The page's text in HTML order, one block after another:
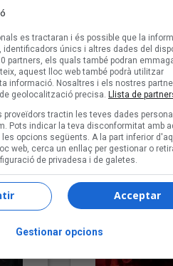
Pep Álvarez amb
es tractaran i és possible que la
identificadors únics i altres dades del
partners, els quals també podran
aquest lloc web també podrà utilitzar
informació. Nosaltres i els nostres
geolocalització precisa. Llista de
proveïdors tractin les teves dades
Pots indicar la teva disconformitat amb
opcions següents. A la part inferior
web, cerca un enllaç per gestionar o
de privadesa i de galetes.
Acceptar
Gestionar opcions